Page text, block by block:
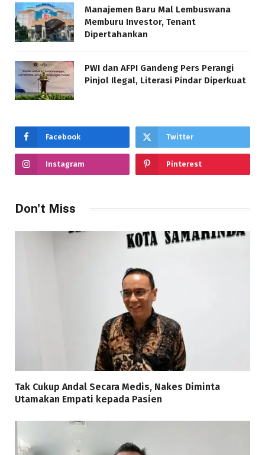
Manajemen Baru Mal Lembuswana
Memburu Investor, Tenant
Dipertahankan
PWI dan AFPI Gandeng Pers Perangi
Pinjol Ilegal, Literasi Pindar Diperkuat
Facebook Twitter
Instagram Pinterest
Don't Miss
Tak Cukup Andal Secara Medis, Nakes Diminta
Utamakan Empati kepada Pasien